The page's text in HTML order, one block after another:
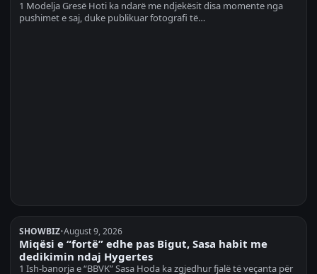
1 Modelja Gresë Hoti ka ndarë me ndjekësit disa momente nga
pushimet e saj, duke publikuar fotografi të…
SHOWBIZ•August 9, 2026
Miqësi e “fortë” edhe pas Bigut, Sasa habit me
dedikimin ndaj Hygertes
1 Ish-banorja e “BBVK” Sasa Hoda ka zgjedhur fjalë të veçanta për